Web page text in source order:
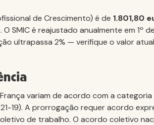
de Crescimento) é de 1.801,80
O SMIC é reajustado anualmente em 1º
ultrapassa 2% — verifique o valor
variam de acordo com a
19). A prorrogação requer acordo
de trabalho. O acordo coletivo